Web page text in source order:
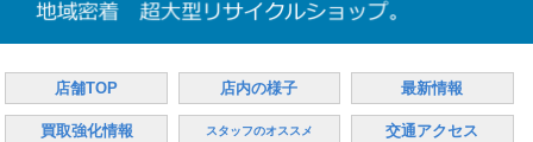
店舗TOP 店内の様子 最新情報
買取強化情報 スタッフのオススメ 交通アクセス